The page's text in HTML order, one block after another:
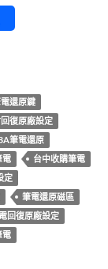
還原鍵
復原廠設定
筆電還原
電
台中收購筆電
定
筆電還原磁區
回復原廠設定
電